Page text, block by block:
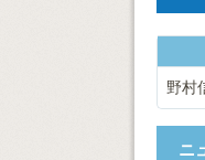
野村
ニ